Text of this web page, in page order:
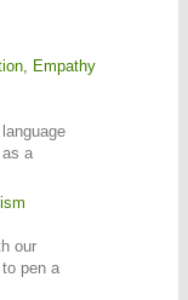
Empathy
a
our
pen a